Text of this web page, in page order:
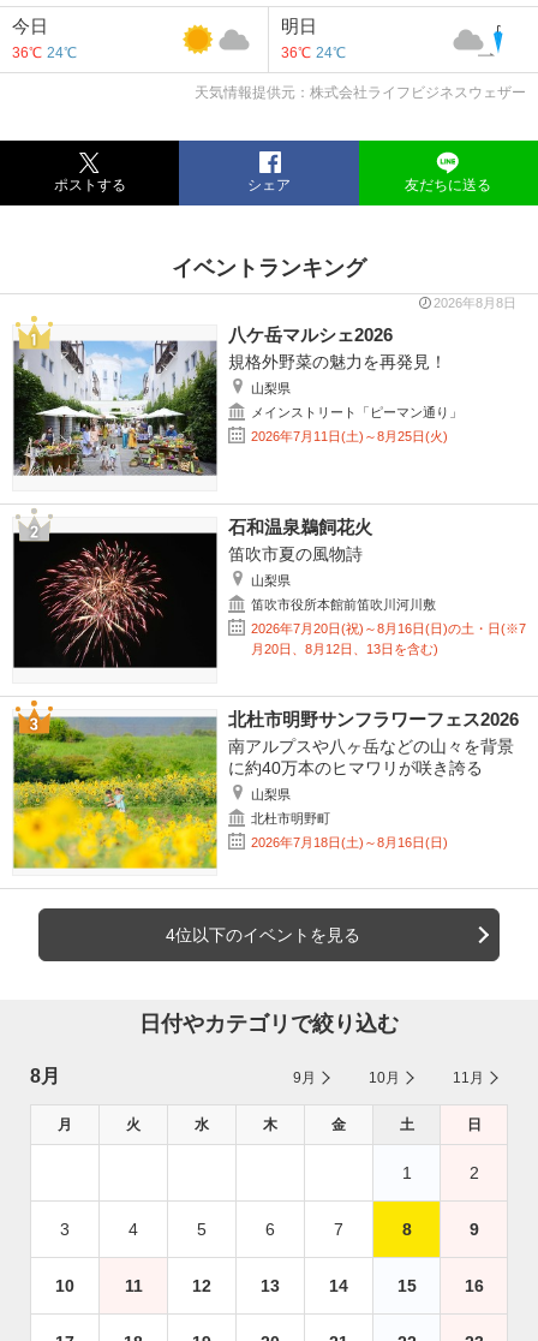
今日
36℃ 24℃
明日
36℃ 24℃
天気情報提供元：株式会社ライフビジネスウェザー
ポストする シェア 友だちに送る
イベントランキング
2026年8月8日
八ケ岳マルシェ2026
規格外野菜の魅力を再発見！
山梨県
メインストリート「ピーマン通り」
2026年7月11日(土)～8月25日(火)
石和温泉鵜飼花火
笛吹市夏の風物詩
山梨県
笛吹市役所本館前笛吹川河川敷
2026年7月20日(祝)～8月16日(日)の土・日(※7
月20日、8月12日、13日を含む)
北杜市明野サンフラワーフェス2026
南アルプスや八ヶ岳などの山々を背景
に約40万本のヒマワリが咲き誇る
山梨県
北杜市明野町
2026年7月18日(土)～8月16日(日)
4位以下のイベントを見る
日付やカテゴリで絞り込む
8月 9月 10月 11月
月 火 水 木 金 土 日
1 2
3 4 5 6 7 8 9
10 11 12 13 14 15 16